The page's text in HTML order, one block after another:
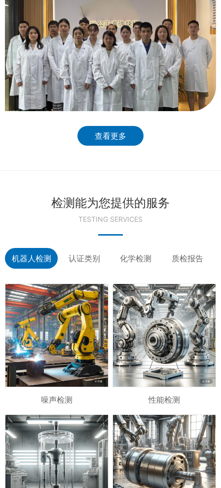
查看更多
检测能为您提供的服务
TESTING SERVICES
机器人检测 认证类别 化学检测 质检报告
噪声检测 性能检测